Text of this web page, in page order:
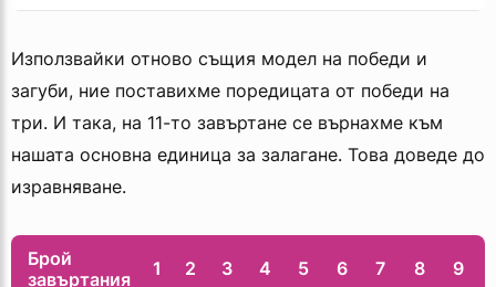
Използвайки отново същия модел на победи и
загуби, ние поставихме поредицата от победи на
три. И така, на 11-то завъртане се върнахме към
нашата основна единица за залагане. Това доведе до
изравняване.
Брой
завъртания
1 2 3 4 5 6 7 8 9